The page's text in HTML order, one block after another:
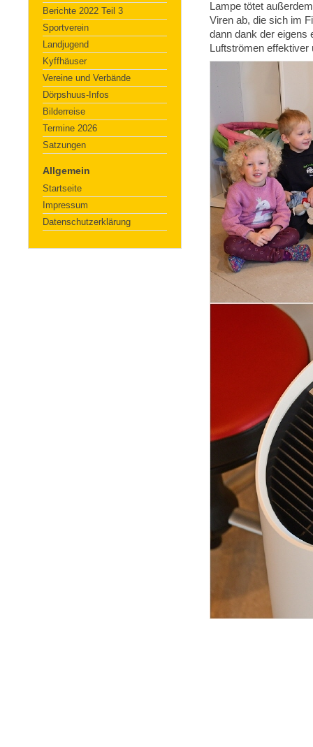
Berichte 2022 Teil 3
Sportverein
Landjugend
Kyffhäuser
Vereine und Verbände
Dörpshuus-Infos
Bilderreise
Termine 2026
Satzungen
Allgemein
Startseite
Impressum
Datenschutzerklärung
Lampe tötet
Viren ab, die sich im
dann dank der eigens
Luftströmen